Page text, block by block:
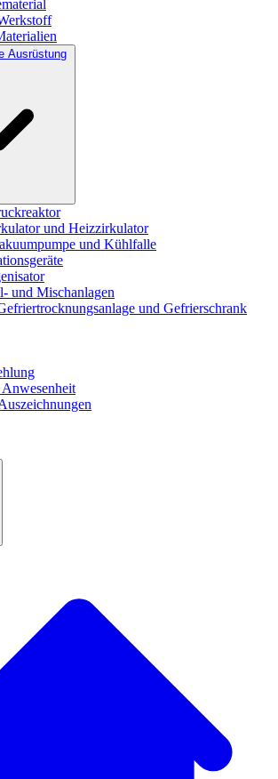
Ausrüstung
und Heizzirkulator
und Kühlfalle
und Mischanlagen
und Gefrierschrank